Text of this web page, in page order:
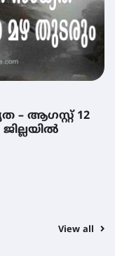
– ആഗസ്റ്റ് 12
View all
കോളജ്